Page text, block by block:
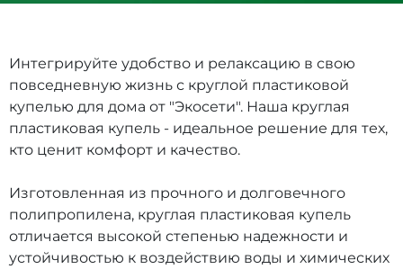
Интегрируйте удобство и релаксацию в свою
повседневную жизнь с круглой пластиковой
купелью для дома от "Экосети". Наша круглая
пластиковая купель - идеальное решение для тех,
кто ценит комфорт и качество.
Изготовленная из прочного и долговечного
полипропилена, круглая пластиковая купель
отличается высокой степенью надежности и
устойчивостью к воздействию воды и химических